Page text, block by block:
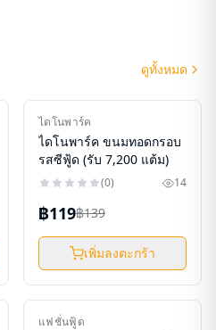
ดูทั้งหมด
ใหม่
-14%
ไดโนพาร์ค
ไดโนพาร์ค ขนมทอดกรอบ
รสซีฟู้ด (รับ 7,200 แต้ม)
(0) 14
฿119฿139
เพิ่มลงตะกร้า
ใหม่
แฟชั่นฟู้ด